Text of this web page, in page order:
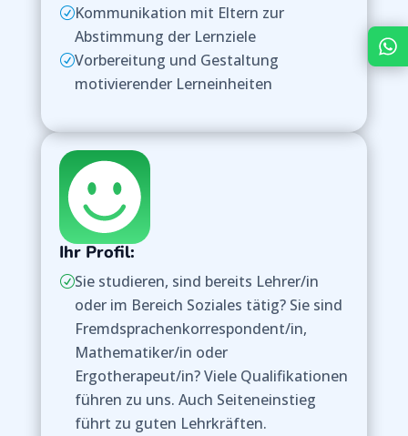
RKommunikation mit Eltern zur
Abstimmung der Lernziele
RVorbereitung und Gestaltung
motivierender Lerneinheiten
Ihr Profil:
RSie studieren, sind bereits Lehrer/in
oder im Bereich Soziales tätig? Sie sind
Fremdsprachenkorrespondent/in,
Mathematiker/in oder
Ergotherapeut/in? Viele Qualifikationen
führen zu uns. Auch Seiteneinstieg
führt zu guten Lehrkräften.